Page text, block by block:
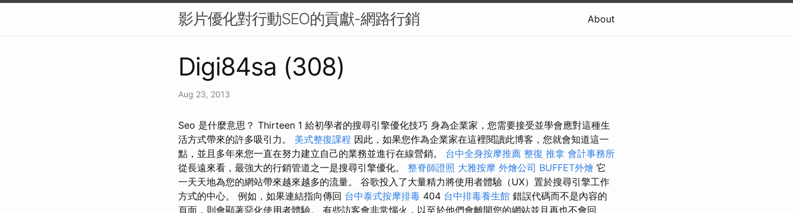
影片優化對行動SEO的貢獻-網路行銷 About
Digi84sa (308)
Aug 23, 2013
Seo 是什麼意思？ Thirteen 1 給初學者的搜尋引擎優化技巧 身為企業家，您需要接受並學會應對這種生
活方式帶來的許多吸引力。 美式整復課程 因此，如果您作為企業家在這裡閱讀此博客，您就會知道這一
點，並且多年來您一直在努力建立自己的業務並進行在線營銷。 台中全身按摩推薦 整復 推拿 會計事務所
從長遠來看，最強大的行銷管道之一是搜尋引擎優化。 整脊師證照 大雅按摩 外燴公司 BUFFET外燴 它
一天天地為您的網站帶來越來越多的流量。 谷歌投入了大量精力將使用者體驗（UX）置於搜尋引擎工作
方式的中心。 例如，如果連結指向傳回 台中泰式按摩排毒 404 台中排毒養生館 錯誤代碼而不是內容的
頁面，則會顯著惡化使用者體驗。 有些訪客會非常惱火，以至於他們會離開您的網站並且再也不會回